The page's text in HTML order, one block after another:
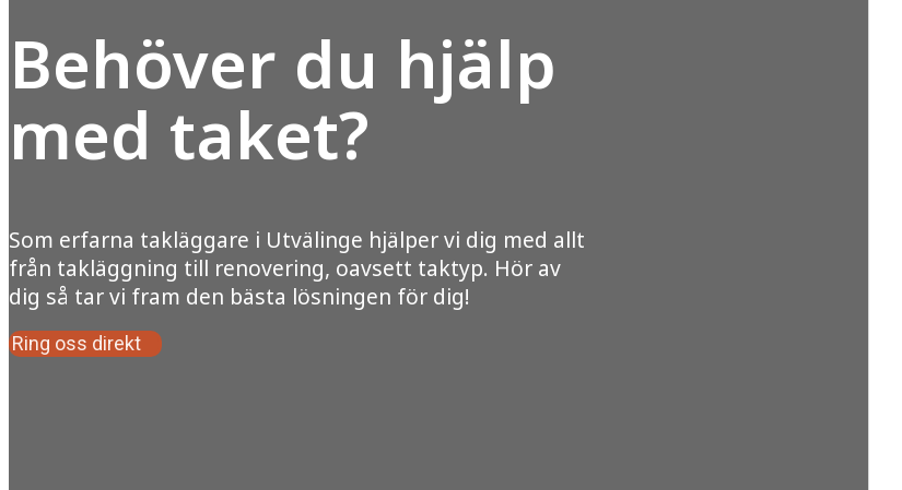
Behöver du hjälp
med taket?
Som erfarna takläggare i Utvälinge hjälper vi dig med allt
från takläggning till renovering, oavsett taktyp. Hör av
dig så tar vi fram den bästa lösningen för dig!
Ring oss direkt